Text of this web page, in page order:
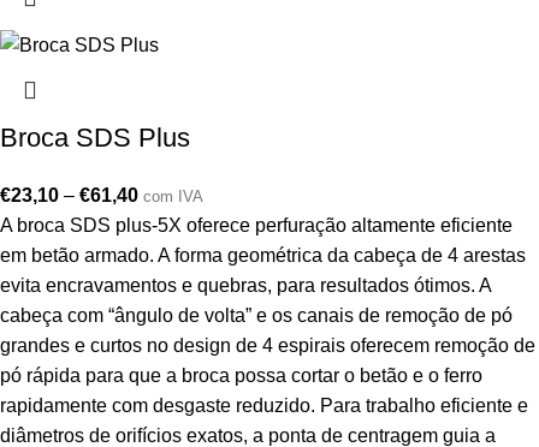
Broca SDS Plus
€23,10 – €61,40 com IVA
A broca SDS plus-5X oferece perfuração altamente eficiente
em betão armado. A forma geométrica da cabeça de 4 arestas
evita encravamentos e quebras, para resultados ótimos. A
cabeça com “ângulo de volta” e os canais de remoção de pó
grandes e curtos no design de 4 espirais oferecem remoção de
pó rápida para que a broca possa cortar o betão e o ferro
rapidamente com desgaste reduzido. Para trabalho eficiente e
diâmetros de orifícios exatos, a ponta de centragem guia a